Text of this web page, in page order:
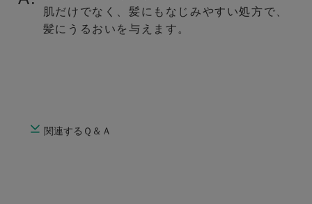
肌だけでなく、髪にもなじみやすい処方で、
髪にうるおいを与えます。
関連するＱ＆Ａ